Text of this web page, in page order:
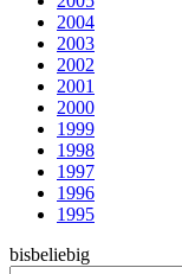
2004
2003
2002
2001
2000
1999
1998
1997
1996
1995
bisbeliebig